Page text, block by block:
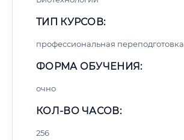
ТИП КУРСОВ:
профессиональная переподготовка
ФОРМА ОБУЧЕНИЯ:
очно
КОЛ-ВО ЧАСОВ:
256